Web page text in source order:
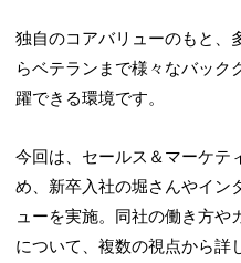
独自のコアバリューのもと、
らベテランまで様々なバック
躍できる環境です。
今回は、セールス＆マーケテ
め、新卒入社の堀さんやイン
ューを実施。同社の働き方や
について、複数の視点から詳